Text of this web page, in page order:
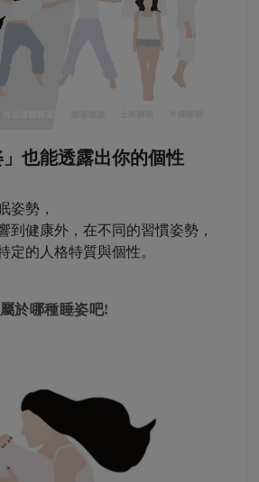
也能透露出你的個性
姿勢，
到健康外，在不同的習慣姿勢，
定的人格特質與個性。
於哪種睡姿吧!